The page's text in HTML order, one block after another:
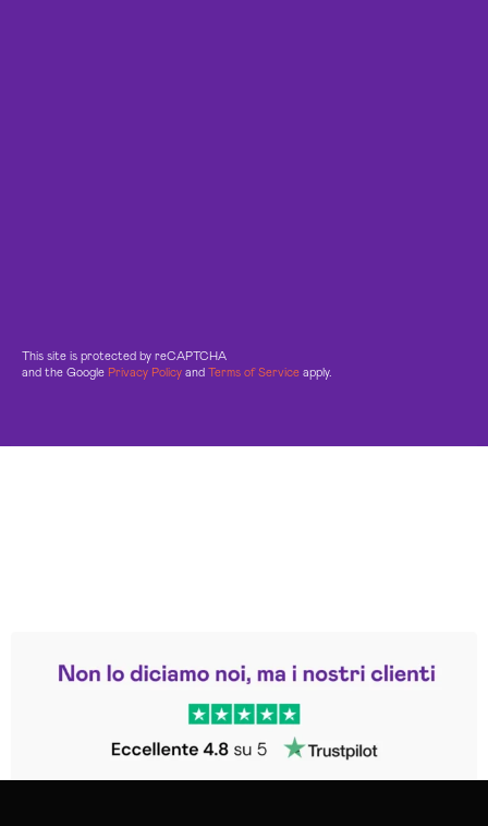
This site is protected by reCAPTCHA
and the Google Privacy Policy and Terms of Service apply.
Trustpilot